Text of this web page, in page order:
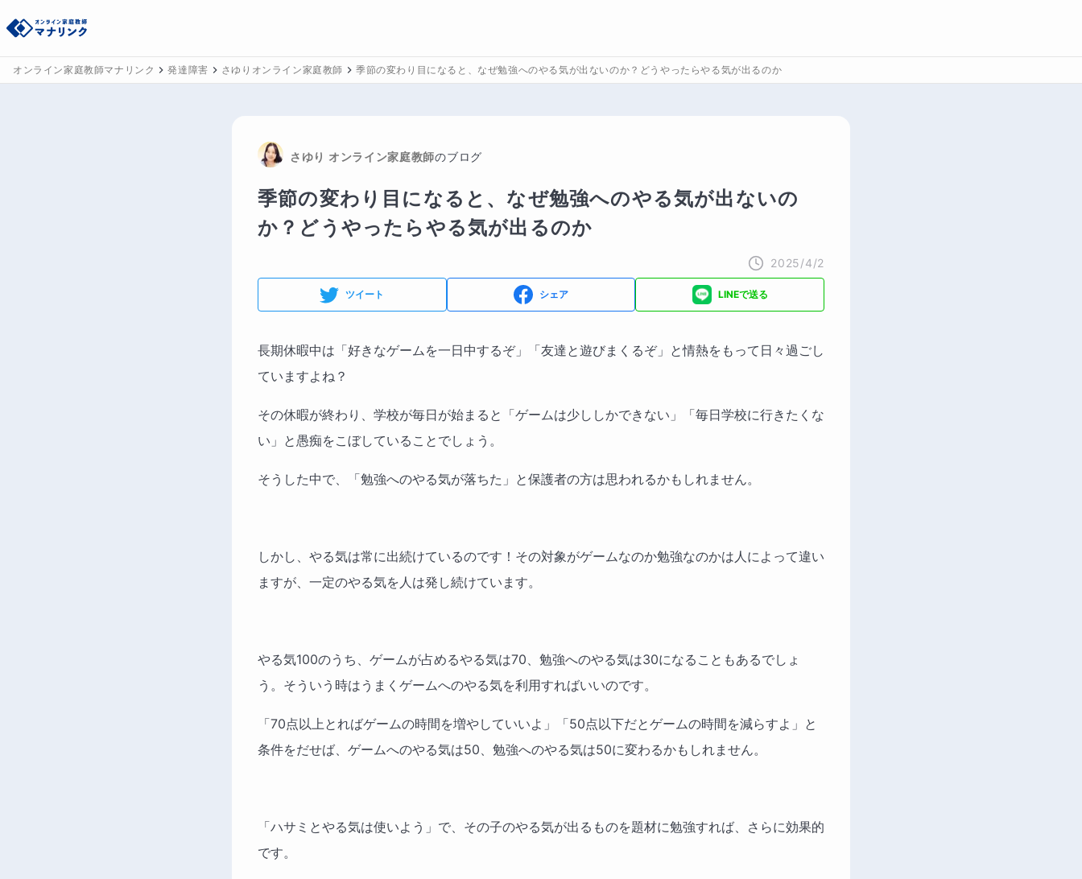
オンライン家庭教師マナリンク 発達障害 さゆりオンライン家庭教師 季節の変わり目になると、なぜ勉強へのやる気が出ないのか？どうやったらやる気が出るのか
さゆり オンライン家庭教師のブログ
季節の変わり目になると、なぜ勉強へのやる気が出ないの
か？どうやったらやる気が出るのか
2025/4/2
ツイート シェア LINEで送る
長期休暇中は「好きなゲームを一日中するぞ」「友達と遊びまくるぞ」と情熱をもって日々過ごし
ていますよね？
その休暇が終わり、学校が毎日が始まると「ゲームは少ししかできない」「毎日学校に行きたくな
い」と愚痴をこぼしていることでしょう。
そうした中で、「勉強へのやる気が落ちた」と保護者の方は思われるかもしれません。
しかし、やる気は常に出続けているのです！その対象がゲームなのか勉強なのかは人によって違い
ますが、一定のやる気を人は発し続けています。
やる気100のうち、ゲームが占めるやる気は70、勉強へのやる気は30になることもあるでしょ
う。そういう時はうまくゲームへのやる気を利用すればいいのです。
「70点以上とればゲームの時間を増やしていいよ」「50点以下だとゲームの時間を減らすよ」と
条件をだせば、ゲームへのやる気は50、勉強へのやる気は50に変わるかもしれません。
「ハサミとやる気は使いよう」で、その子のやる気が出るものを題材に勉強すれば、さらに効果的
です。